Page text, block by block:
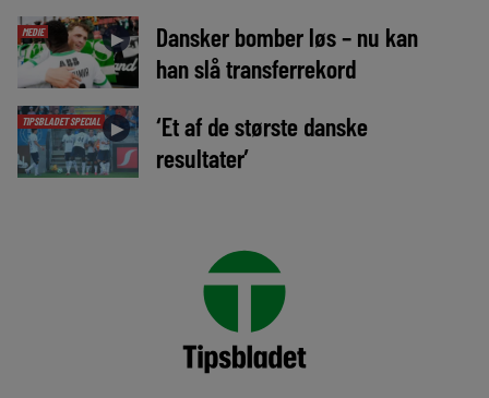
MEDIE ►
Dansker bomber løs – nu kan
han slå transferrekord
TIPSBLADET SPECIAL ►
‘Et af de største danske
resultater’